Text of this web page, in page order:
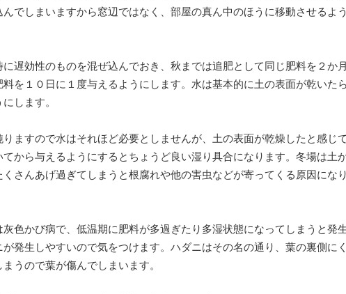
んでしまいますから窓辺ではなく、部屋の真ん中のほうに移動させるよ
に遅効性のものを混ぜ込んでおき、秋までは追肥として同じ肥料を２か
を１０日に１度与えるようにします。水は基本的に土の表面が乾いた
します。
りますので水はそれほど必要としませんが、土の表面が乾燥したと感じ
てから与えるようにするとちょうど良い湿り具合になります。冬場は土
さんあげ過ぎてしまうと根腐れや他の害虫などが寄ってくる原因にな
色かび病で、低温期に肥料が多過ぎたり多湿状態になってしまうと発
が発生しやすいので気をつけます。ハダニはその名の通り、葉の裏側に
うので葉が傷んでしまいます。